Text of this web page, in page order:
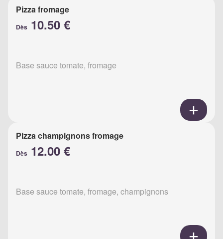
Pizza fromage
Dès 10.50 €
Base sauce tomate, fromage
Pizza champignons fromage
Dès 12.00 €
Base sauce tomate, fromage, champignons